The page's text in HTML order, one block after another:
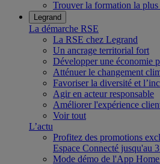
Trouver la formation la plus
Legrand
La démarche RSE
La RSE chez Legrand
Un ancrage territorial fort
Développer une économie
Atténuer le changement
Favoriser la diversité et
Agir en acteur responsable
Améliorer l'expérience
Voir tout
L’actu
Profitez des promotions
Espace Connecté jusqu'au
Mode démo de l'App